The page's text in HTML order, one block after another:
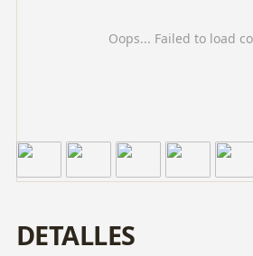
Oops... Failed to load
DETALLES